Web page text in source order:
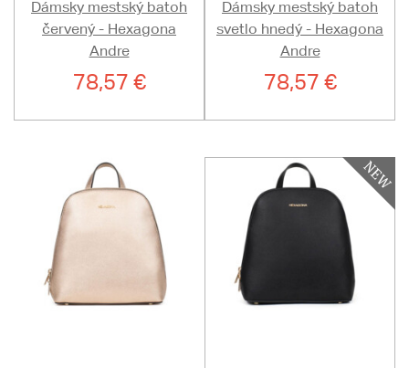
Dámsky mestský batoh
červený - Hexagona
Andre
78,57 €
Dámsky mestský batoh
svetlo hnedý - Hexagona
Andre
78,57 €